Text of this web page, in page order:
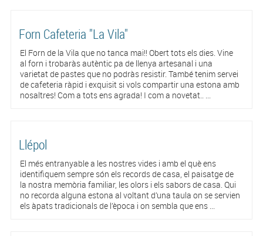
Forn Cafeteria "La Vila"
El Forn de la Vila que no tanca mai!! Obert tots els dies. Vine
al forn i trobaràs autèntic pa de llenya artesanal i una
varietat de pastes que no podràs resistir. També tenim servei
de cafeteria ràpid i exquisit si vols compartir una estona amb
nosaltres! Com a tots ens agrada! I com a novetat.. ...
Llépol
El més entranyable a les nostres vides i amb el què ens
identifiquem sempre són els records de casa, el paisatge de
la nostra memòria familiar, les olors i els sabors de casa. Qui
no recorda alguna estona al voltant d’una taula on se servien
els àpats tradicionals de l’època i on sembla que ens ...